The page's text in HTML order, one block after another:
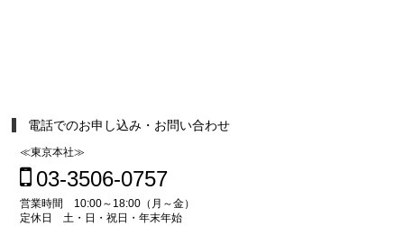
電話でのお申し込み・お問い合わせ
≪東京本社≫
03-3506-0757
営業時間 10:00～18:00（月～金）
定休日 土・日・祝日・年末年始